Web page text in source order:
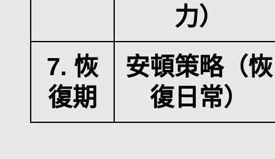
力）
7. 恢
復期
安頓策略（恢
復日常）